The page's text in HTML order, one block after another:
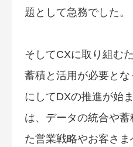
題として急務でした。
そしてCXに取り組む
蓄積と活用が必要と
にしてDXの推進が始
は、データの統合や
た営業戦略やお客さ